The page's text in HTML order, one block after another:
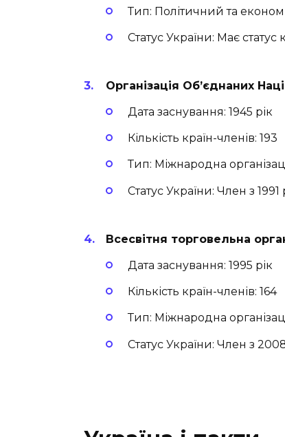
Тип: Політичний та
Статус України: Має
Організація Об’єднаних
Дата заснування: 1945 рік
Кількість країн-членів: 193
Тип: Міжнародна
Статус України: Член з 1991
Всесвітня торговельна
Дата заснування: 1995 рік
Кількість країн-членів: 164
Тип: Міжнародна
Статус України: Член з